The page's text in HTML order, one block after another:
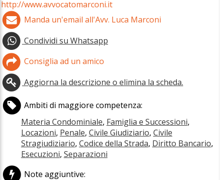
http://www.avvocatomarconi.it
Manda un'email all'Avv. Luca Marconi
Condividi su Whatsapp
Consiglia ad un amico
Aggiorna la descrizione o elimina la scheda.
Ambiti di maggiore competenza:
Materia Condominiale, Famiglia e Successioni,
Locazioni, Penale, Civile Giudiziario, Civile
Stragiudiziario, Codice della Strada, Diritto Bancario,
Esecuzioni, Separazioni
Note aggiuntive: